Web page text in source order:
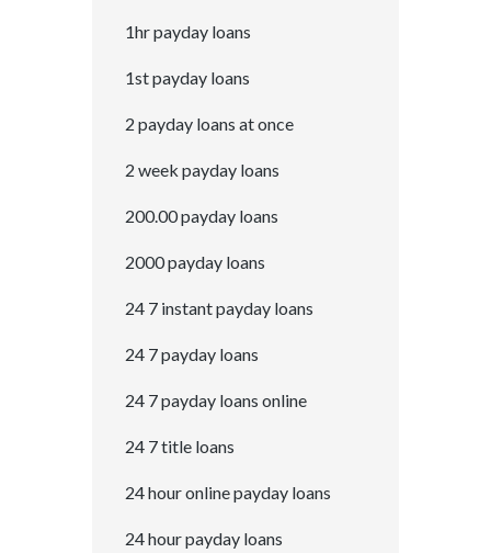
1hr payday loans
1st payday loans
2 payday loans at once
2 week payday loans
200.00 payday loans
2000 payday loans
24 7 instant payday loans
24 7 payday loans
24 7 payday loans online
24 7 title loans
24 hour online payday loans
24 hour payday loans